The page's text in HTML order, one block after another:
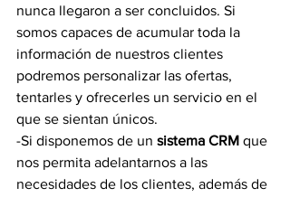
nunca llegaron a ser concluidos. Si
somos capaces de acumular toda la
información de nuestros clientes
podremos personalizar las ofertas,
tentarles y ofrecerles un servicio en el
que se sientan únicos.
-Si disponemos de un sistema CRM que
nos permita adelantarnos a las
necesidades de los clientes, además de